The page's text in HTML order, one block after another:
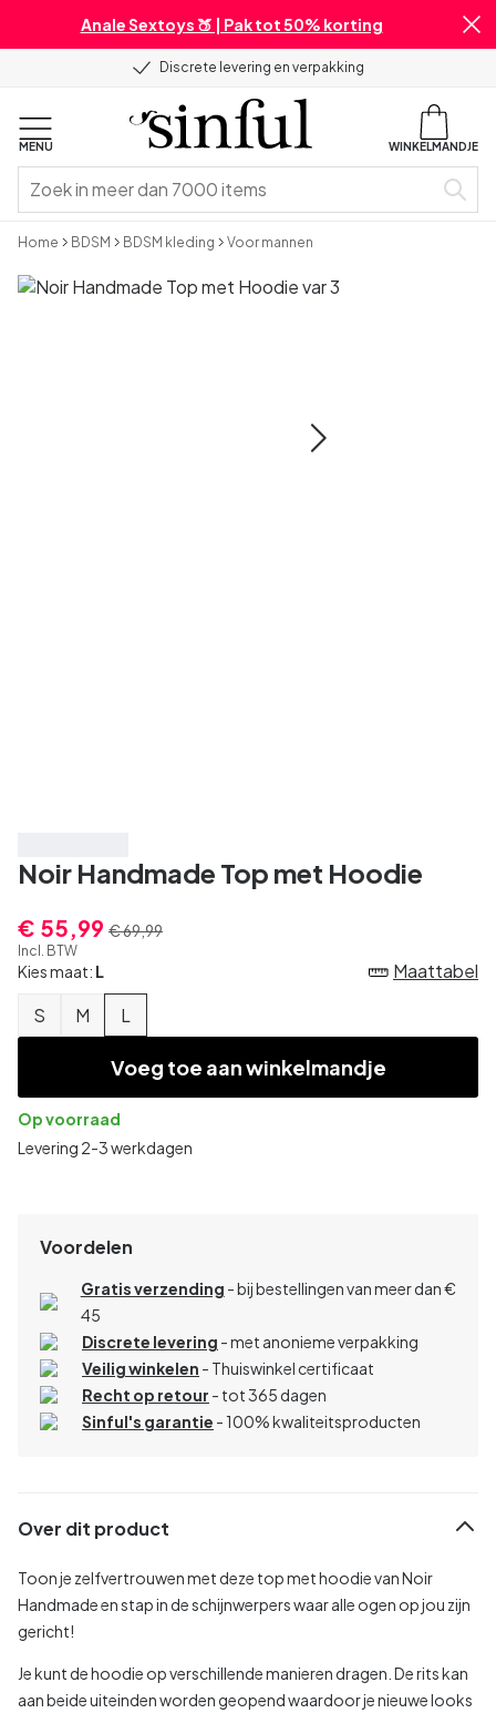
Anale Sextoys 🍑 | Pak tot 50% korting
Discrete levering en verpakking
MENU WINKELMANDJE
Home BDSM BDSM kleding Voor mannen
Noir Handmade Top met Hoodie
€ 55,99 € 69,99
Incl. BTW
Kies maat: L
S M L
Maattabel
Voeg toe aan winkelmandje
Op voorraad
Levering 2-3 werkdagen
Voordelen
Gratis verzending - bij bestellingen van meer dan €
45
Discrete levering - met anonieme verpakking
Veilig winkelen - Thuiswinkel certificaat
Recht op retour - tot 365 dagen
Sinful's garantie - 100% kwaliteitsproducten
Over dit product
Toon je zelfvertrouwen met deze top met hoodie van Noir
Handmade en stap in de schijnwerpers waar alle ogen op jou zijn
gericht!
Je kunt de hoodie op verschillende manieren dragen. De rits kan
aan beide uiteinden worden geopend waardoor je nieuwe looks